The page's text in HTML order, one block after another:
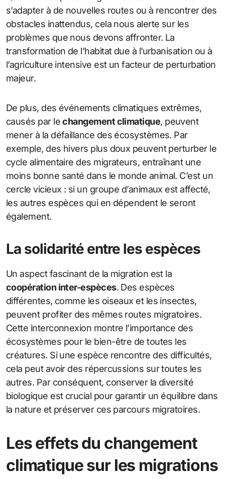
s’adapter à de nouvelles routes ou à rencontrer des
obstacles inattendus, cela nous alerte sur les
problèmes que nous devons affronter. La
transformation de l’habitat due à l’urbanisation ou à
l’agriculture intensive est un facteur de perturbation
majeur.
De plus, des événements climatiques extrêmes,
causés par lechangement climatique, peuvent
mener à la défaillance des écosystèmes. Par
exemple, des hivers plus doux peuvent perturber le
cycle alimentaire des migrateurs, entraînant une
moins bonne santé dans le monde animal. C’est un
cercle vicieux : si un groupe d’animaux est affecté,
les autres espèces qui en dépendent le seront
également.
La solidarité entre les espèces
Un aspect fascinant de la migration est la
coopération inter-espèces. Des espèces
différentes, comme les oiseaux et les insectes,
peuvent profiter des mêmes routes migratoires.
Cette interconnexion montre l’importance des
écosystèmes pour le bien-être de toutes les
créatures. Si une espèce rencontre des difficultés,
cela peut avoir des répercussions sur toutes les
autres. Par conséquent, conserver la diversité
biologique est crucial pour garantir un équilibre dans
la nature et préserver ces parcours migratoires.
Les effets du changement
climatique sur les migrations